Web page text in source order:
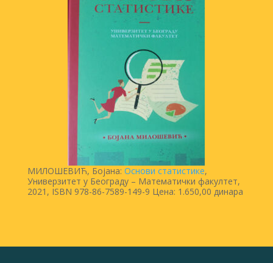
МИЛОШЕВИЋ, Бојана: Основи статистике,
Универзитет у Београду – Математички факултет,
2021, ISBN 978-86-7589-149-9 Цена: 1.650,00 динара